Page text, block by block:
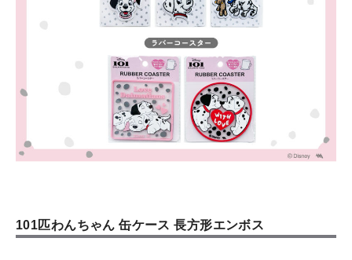
101匹わんちゃん 缶ケース 長方形エンボス